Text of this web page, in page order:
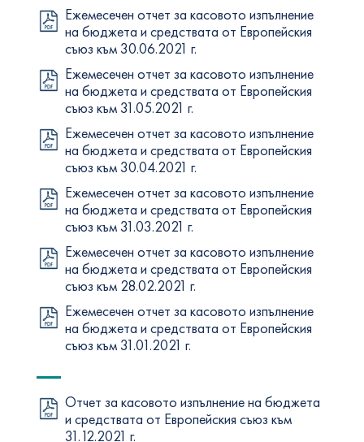
Ежемесечен отчет за касовото изпълнение
на бюджета и средствата от Европейския
съюз към 30.06.2021 г.
Ежемесечен отчет за касовото изпълнение
на бюджета и средствата от Европейския
съюз към 31.05.2021 г.
Ежемесечен отчет за касовото изпълнение
на бюджета и средствата от Европейския
съюз към 30.04.2021 г.
Ежемесечен отчет за касовото изпълнение
на бюджета и средствата от Европейския
съюз към 31.03.2021 г.
Ежемесечен отчет за касовото изпълнение
на бюджета и средствата от Европейския
съюз към 28.02.2021 г.
Ежемесечен отчет за касовото изпълнение
на бюджета и средствата от Европейския
съюз към 31.01.2021 г.
Отчет за касовото изпълнение на бюджета
и средствата от Европейския съюз към
31.12.2021 г.